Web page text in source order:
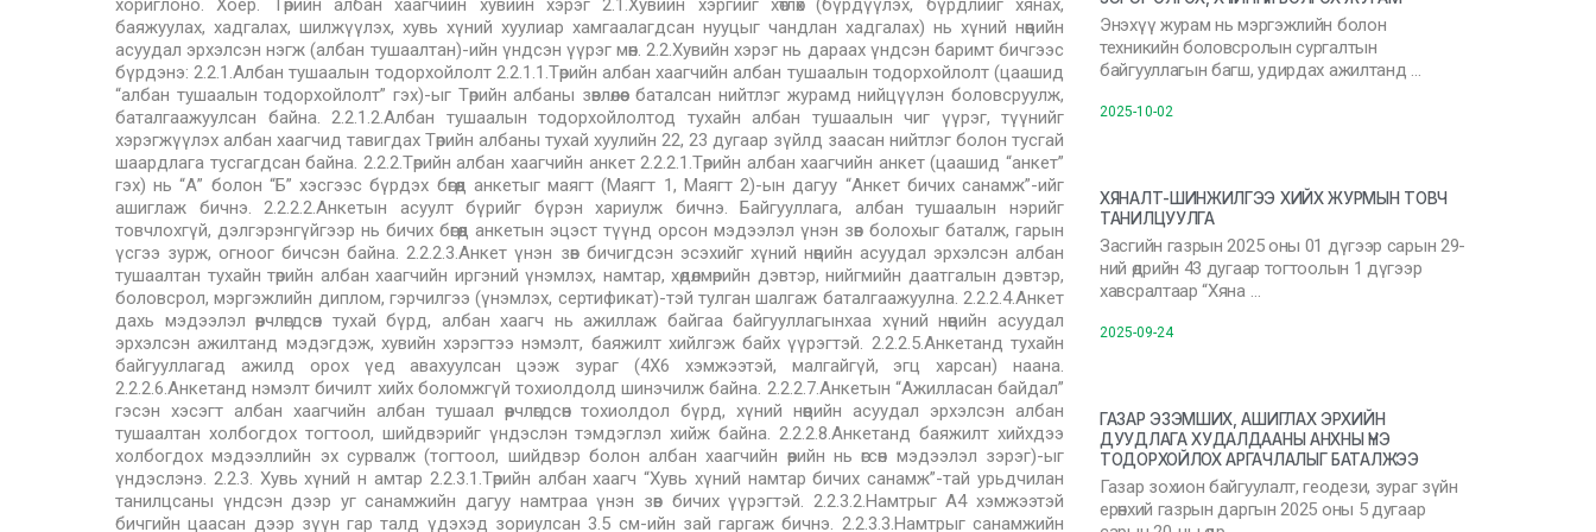
Энэхүү журам нь мэргэжлийн болон
техникийн боловсролын сургалтын
байгууллагын багш, удирдах ажилтанд …
2025-10-02
ХЯНАЛТ-ШИНЖИЛГЭЭ ХИЙХ ЖУРМЫН ТОВЧ
ТАНИЛЦУУЛГА
Засгийн газрын 2025 оны 01 дүгээр сарын 29-
ний өдрийн 43 дугаар тогтоолын 1 дүгээр
хавсралтаар “Хяна …
2025-09-24
ГАЗАР ЭЗЭМШИХ, АШИГЛАХ ЭРХИЙН
ДУУДЛАГА ХУДАЛДААНЫ АНХНЫ ҮНЭ
ТОДОРХОЙЛОХ АРГАЧЛАЛЫГ БАТАЛЖЭЭ
Газар зохион байгуулалт, геодези, зураг зүйн
ерөнхий газрын даргын 2025 оны 5 дугаар